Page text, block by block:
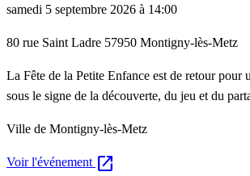
samedi 5 septembre 2026 à 14:00
80 rue Saint Ladre 57950 Montigny-lès-Metz
La Fête de la Petite Enfance est de retour pour
sous le signe de la découverte, du jeu et du
Ville de Montigny-lès-Metz
Voir l'événement open_in_new